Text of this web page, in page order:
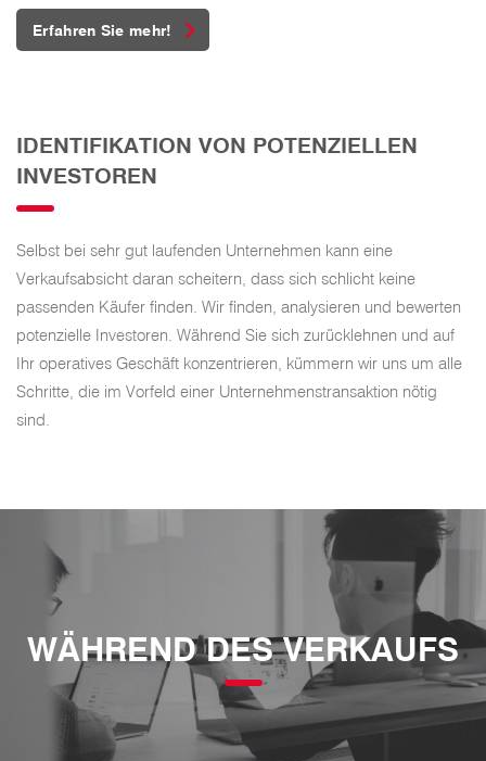
Erfahren Sie mehr!
IDENTIFIKATION VON POTENZIELLEN
INVESTOREN
Selbst bei sehr gut laufenden Unternehmen kann eine
Verkaufsabsicht daran scheitern, dass sich schlicht keine
passenden Käufer finden. Wir finden, analysieren und bewerten
potenzielle Investoren. Während Sie sich zurücklehnen und auf
Ihr operatives Geschäft konzentrieren, kümmern wir uns um alle
Schritte, die im Vorfeld einer Unternehmenstransaktion nötig
sind.
WÄHREND DES VERKAUFS